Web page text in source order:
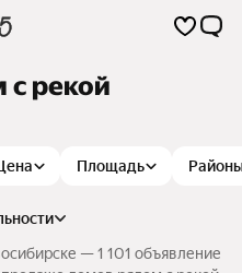
с рекой
Площадь
— 1 101 объявление